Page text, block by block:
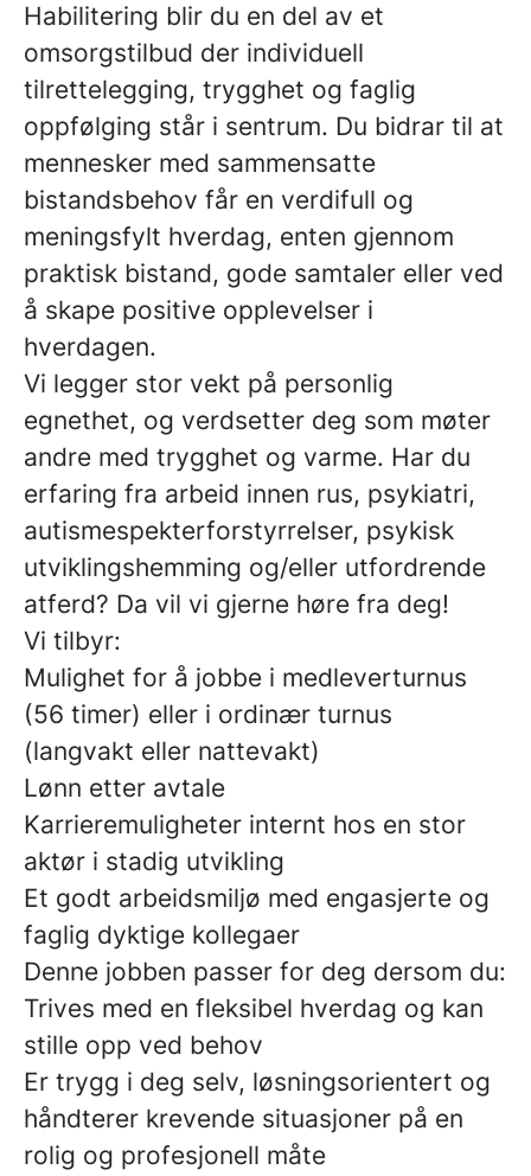
Habilitering blir du en del av et
omsorgstilbud der individuell
tilrettelegging, trygghet og faglig
oppfølging står i sentrum. Du bidrar til at
mennesker med sammensatte
bistandsbehov får en verdifull og
meningsfylt hverdag, enten gjennom
praktisk bistand, gode samtaler eller ved
å skape positive opplevelser i
hverdagen.
Vi legger stor vekt på personlig
egnethet, og verdsetter deg som møter
andre med trygghet og varme. Har du
erfaring fra arbeid innen rus, psykiatri,
autismespekterforstyrrelser, psykisk
utviklingshemming og/eller utfordrende
atferd? Da vil vi gjerne høre fra deg!
Vi tilbyr:
Mulighet for å jobbe i medleverturnus
(56 timer) eller i ordinær turnus
(langvakt eller nattevakt)
Lønn etter avtale
Karrieremuligheter internt hos en stor
aktør i stadig utvikling
Et godt arbeidsmiljø med engasjerte og
faglig dyktige kollegaer
Denne jobben passer for deg dersom du:
Trives med en fleksibel hverdag og kan
stille opp ved behov
Er trygg i deg selv, løsningsorientert og
håndterer krevende situasjoner på en
rolig og profesjonell måte